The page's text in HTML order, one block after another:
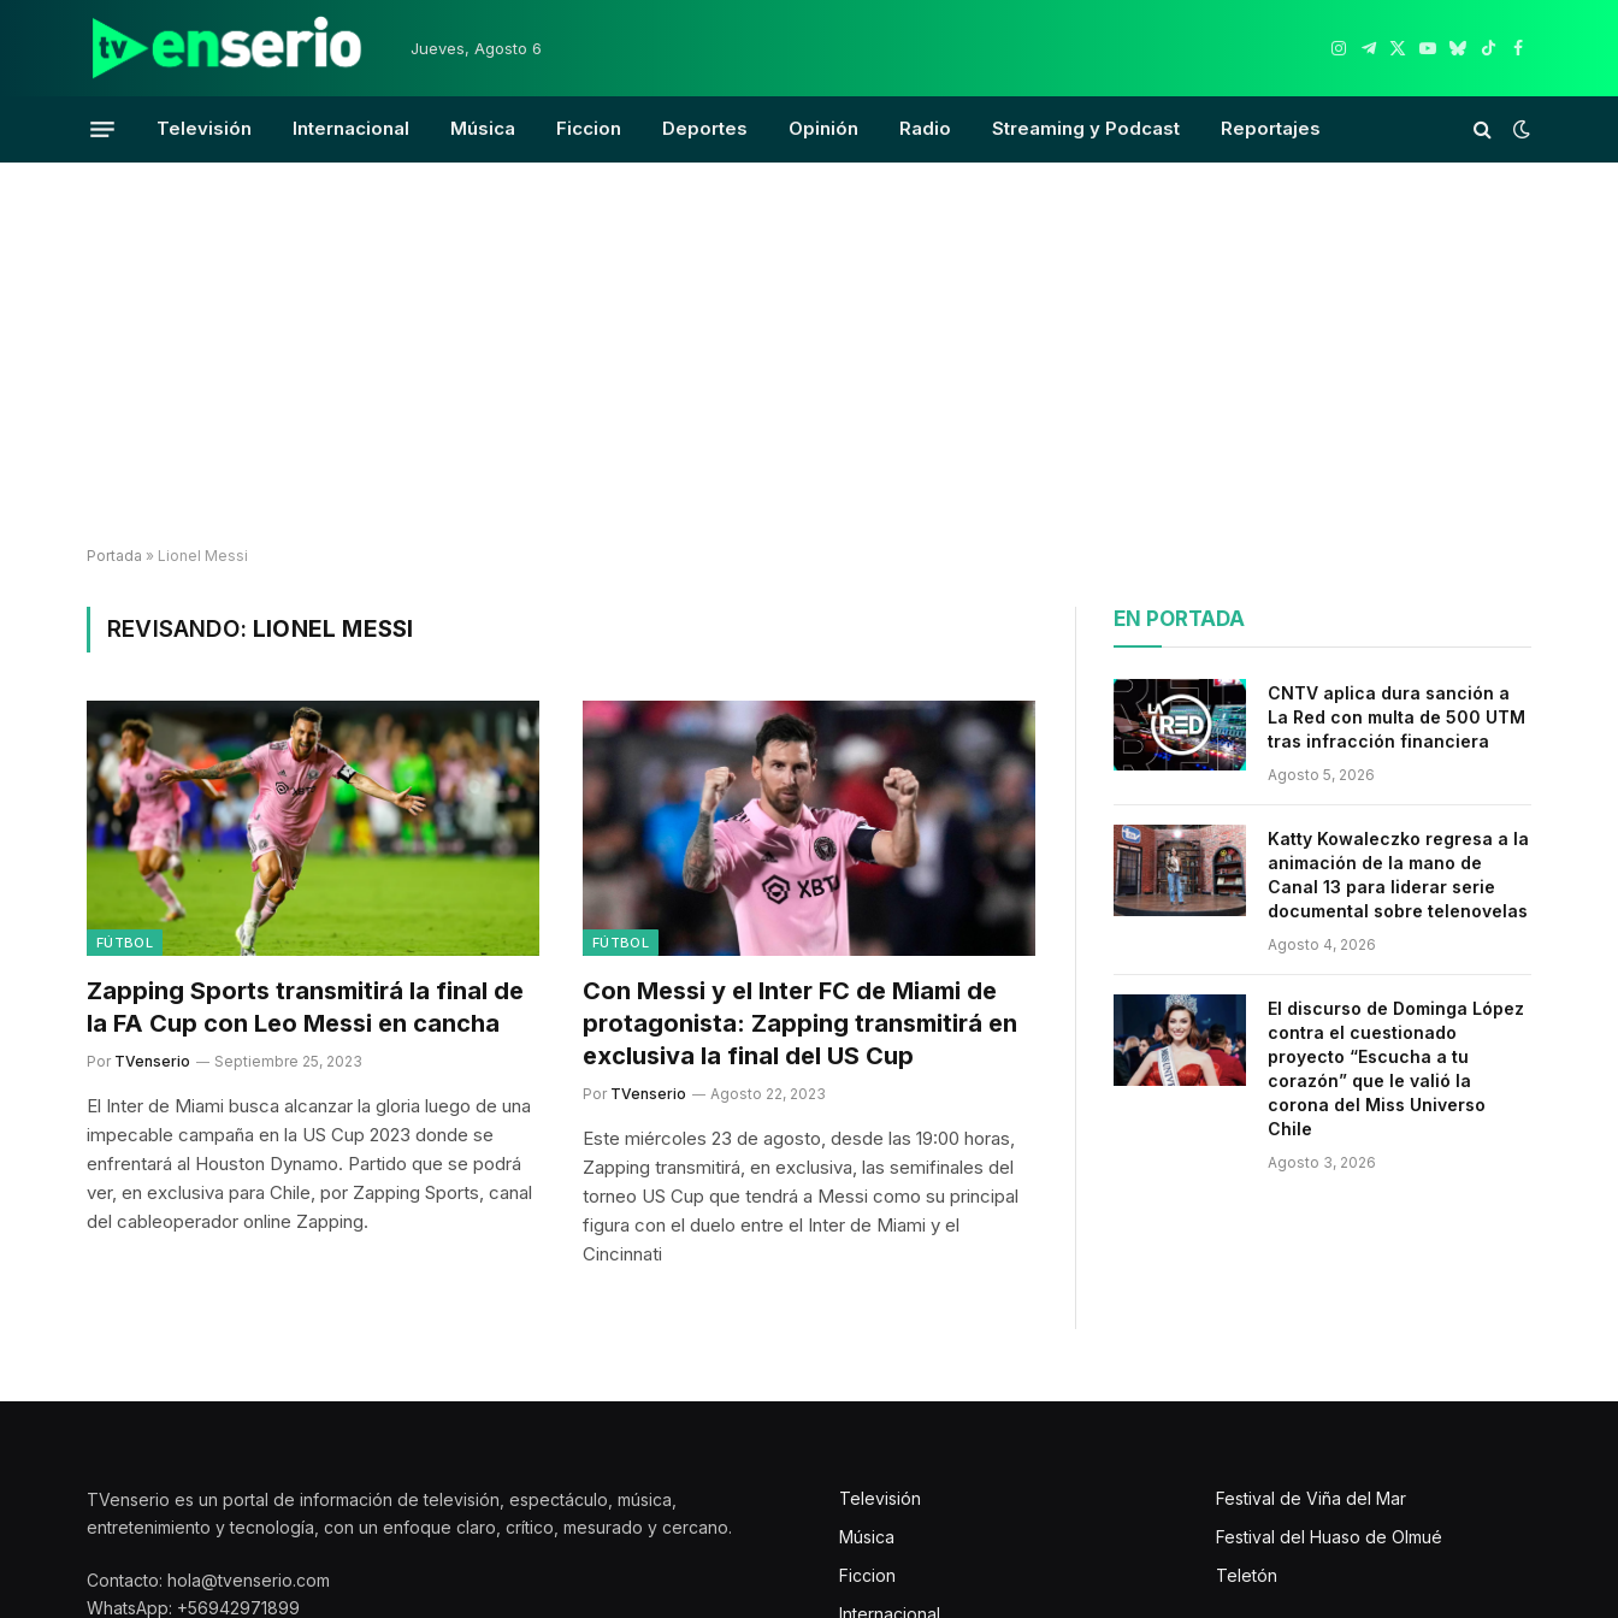
Jueves, Agosto 6
Instagram
Telegram
X
YouTube
Bluesky
TikTokFacebook
Televisión Internacional Música Ficcion Deportes Opinión Radio Streaming y Podcast Reportajes
Portada » Lionel Messi
REVISANDO: LIONEL MESSI
FÚTBOL
Zapping Sports transmitirá la final de
la FA Cup con Leo Messi en cancha
Por TVenserio Septiembre 25, 2023
El Inter de Miami busca alcanzar la gloria luego de una
impecable campaña en la US Cup 2023 donde se
enfrentará al Houston Dynamo. Partido que se podrá
ver, en exclusiva para Chile, por Zapping Sports, canal
del cableoperador online Zapping.
FÚTBOL
Con Messi y el Inter FC de Miami de
protagonista: Zapping transmitirá en
exclusiva la final del US Cup
Por TVenserio Agosto 22, 2023
Este miércoles 23 de agosto, desde las 19:00 horas,
Zapping transmitirá, en exclusiva, las semifinales del
torneo US Cup que tendrá a Messi como su principal
figura con el duelo entre el Inter de Miami y el
Cincinnati
EN PORTADA
CNTV aplica dura sanción a
La Red con multa de 500 UTM
tras infracción financiera
Agosto 5, 2026
Katty Kowaleczko regresa a la
animación de la mano de
Canal 13 para liderar serie
documental sobre telenovelas
Agosto 4, 2026
El discurso de Dominga López
contra el cuestionado
proyecto “Escucha a tu
corazón” que le valió la
corona del Miss Universo
Chile
Agosto 3, 2026
TVenserio es un portal de información de televisión, espectáculo, música,
entretenimiento y tecnología, con un enfoque claro, crítico, mesurado y cercano.
Contacto: hola@tvenserio.com
WhatsApp: +56942971899
Televisión
Música
Ficcion
Internacional
Festival de Viña del Mar
Festival del Huaso de Olmué
Teletón